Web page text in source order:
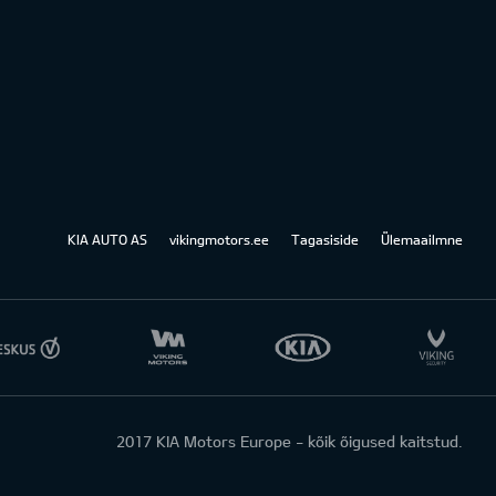
KIA AUTO AS vikingmotors.ee Tagasiside Ülemaailmne
2017 KIA Motors Europe - kõik õigused kaitstud.